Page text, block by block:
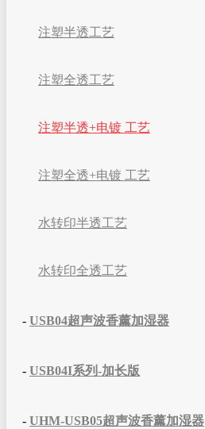
注塑半透工艺
注塑全透工艺
注塑半透+电镀 工艺
注塑全透+电镀 工艺
水转印半透工艺
水转印全透工艺
- USB04超声波香薰加湿器
- USB04I系列-加长版
- UHM-USB05超声波香薰加湿器